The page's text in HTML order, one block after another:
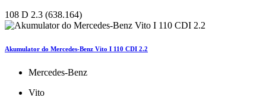
108 D 2.3 (638.164)
Akumulator do Mercedes-Benz Vito I 110 CDI 2.2
Mercedes-Benz
Vito